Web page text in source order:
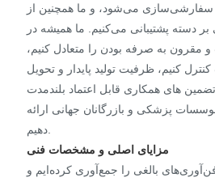
سفارشی‌سازی می‌شود، و ما همچنین از
دسته پشتیبانی می‌کنیم. ما همیشه در
و مقرون به صرفه بودن را متعادل کنیم،
کنیم، ظرفیت تولید پایدار و تحویل
های همکاری قابل اعتماد بلندمدت
پزشکی و بازرگانان جهانی ارائه
دهیم.
مزایای اصلی و مشخصات فنی
بالغی را جمع‌آوری کرده‌ایم و